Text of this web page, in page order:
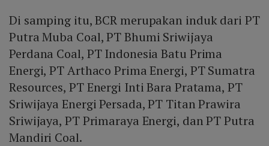
Di samping itu, BCR merupakan induk dari PT
Putra Muba Coal, PT Bhumi Sriwijaya
Perdana Coal, PT Indonesia Batu Prima
Energi, PT Arthaco Prima Energi, PT Sumatra
Resources, PT Energi Inti Bara Pratama, PT
Sriwijaya Energi Persada, PT Titan Prawira
Sriwijaya, PT Primaraya Energi, dan PT Putra
Mandiri Coal.